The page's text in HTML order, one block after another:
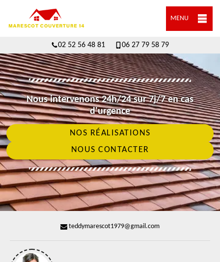
MENU
02 52 56 48 81 06 27 79 58 79
Nous intervenons 24h/24 sur 7j/7 en cas
d'urgence
NOS RÉALISATIONS
NOUS CONTACTER
teddymarescot1979@gmail.com